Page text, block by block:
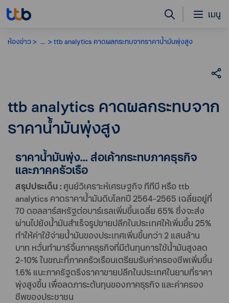
เมนู
ห้องข่าว ... ttb analytics คาดผลกระทบจากราคาน้ำมันพุ่งสูง
ttb analytics คาดผลกระทบจาก
ราคาน้ำมันพุ่งสูง
ราคาน้ำมันพุ่ง... ส่อเค้ากระทบภาคธุรกิจ
และภาคครัวเรือ
สรุปประเด็น : ศูนย์วิเคราะห์เศรษฐกิจ ทีทีบี หรือ ttb
analytics คาดราคาน้ำมันดิบโลกปี 2564-2565 เฉลี่ยอยู่ที่
70 ดอลลาร์สหรัฐต่อบาร์เรลเพิ่มขึ้นเฉลี่ย 65% ซึ่งจะส่ง
ผ่านไปยังน้ำมันสำเร็จรูปขายปลีกในประเทศให้เพิ่มขึ้น 25%
ทำให้ค่าใช้จ่ายน้ำมันของประเทศเพิ่มขึ้นกว่า 2 แสนล้าน
บาท หวั่นทำมาร์จิ้นภาคธุรกิจที่มีต้นทุนการใช้น้ำมันสูงลด
2-10% ในขณะที่ภาคครัวเรือนเตรียมรับค่าครองชีพเพิ่มขึ้น
1.6% แนะภาครัฐตรึงราคาขายปลีกในประเทศในยามที่ราคา
พุ่งสูงขึ้น เพื่อลดภาระต้นทุนของภาคธุรกิจ และค่าครอง
ชีพของประชาชน